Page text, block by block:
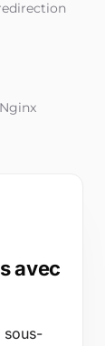
avec
sous-